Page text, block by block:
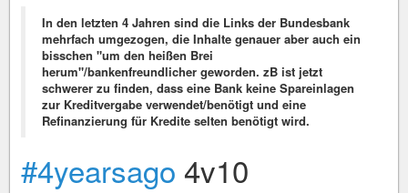
In den letzten 4 Jahren sind die Links der Bundesbank
mehrfach umgezogen, die Inhalte genauer aber auch ein
bisschen "um den heißen Brei
herum"/bankenfreundlicher geworden. zB ist jetzt
schwerer zu finden, dass eine Bank keine Spareinlagen
zur Kreditvergabe verwendet/benötigt und eine
Refinanzierung für Kredite selten benötigt wird.
#4yearsago 4v10